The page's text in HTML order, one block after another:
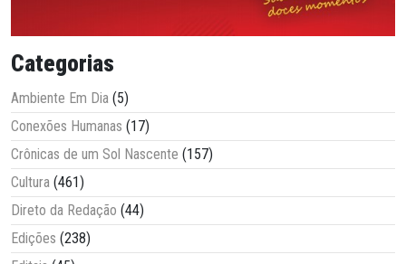
Categorias
Ambiente Em Dia (5)
Conexões Humanas (17)
Crônicas de um Sol Nascente (157)
Cultura (461)
Direto da Redação (44)
Edições (238)